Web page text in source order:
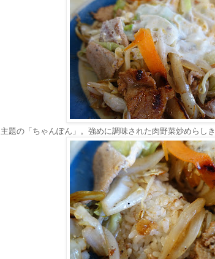
主題の「ちゃんぽん」。強めに調味された肉野菜炒めらし